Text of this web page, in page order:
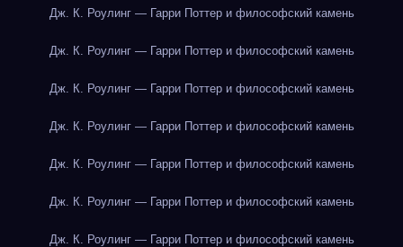
Дж. К. Роулинг — Гарри Поттер и философский камень
Дж. К. Роулинг — Гарри Поттер и философский камень
Дж. К. Роулинг — Гарри Поттер и философский камень
Дж. К. Роулинг — Гарри Поттер и философский камень
Дж. К. Роулинг — Гарри Поттер и философский камень
Дж. К. Роулинг — Гарри Поттер и философский камень
Дж. К. Роулинг — Гарри Поттер и философский камень